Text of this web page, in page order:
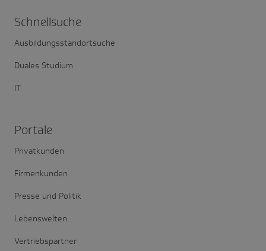
Schnell­suche
Ausbildungsstandortsuche
Duales Studium
IT
Portale
Privatkunden
Firmenkunden
Presse und Politik
Lebenswelten
Vertriebspartner